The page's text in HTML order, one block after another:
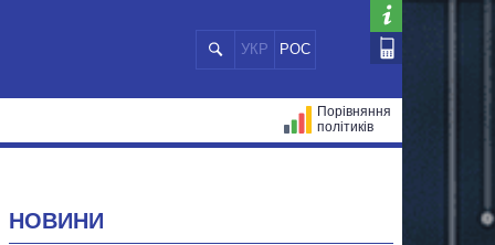
УКР РОС
Порівняння
політиків
НОВИНИ